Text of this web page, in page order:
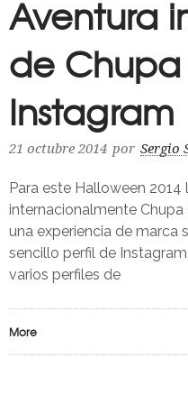
Aventura
de
Instagram
21 octubre 2014 por Sergio
Para este Halloween
internacionalmente Chupa
una experiencia de marca
sencillo perfil de
varios perfiles de
More